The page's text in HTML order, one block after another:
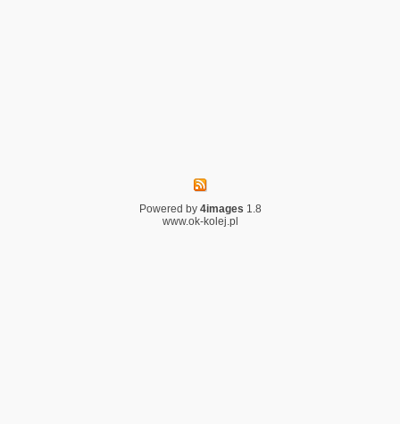
Powered by 4images 1.8
www.ok-kolej.pl